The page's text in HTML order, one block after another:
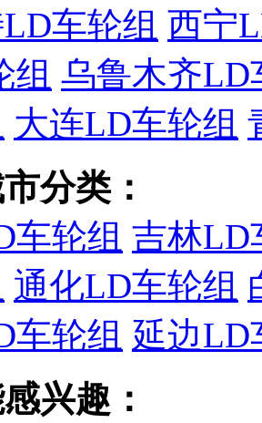
车轮组 西宁
组 乌鲁木齐LD
大连LD车轮组
分类：
车轮组 吉林LD
通化LD车轮组
车轮组 延边LD
兴趣：